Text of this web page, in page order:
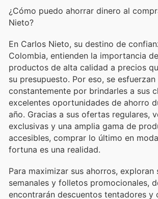
¿Cómo puedo ahorrar dinero al
Nieto?
En Carlos Nieto, su destino de
Colombia, entienden la importancia
productos de alta calidad a precios
su presupuesto. Por eso, se esfuerzan
constantemente por brindarles a sus
excelentes oportunidades de ahorro
año. Gracias a sus ofertas regulares,
exclusivas y una amplia gama de
accesibles, comprar lo último en
fortuna es una realidad.
Para maximizar sus ahorros, exploran
semanales y folletos promocionales,
encontrarán descuentos tentadores y